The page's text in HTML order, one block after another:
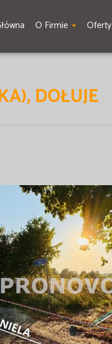
O Firmie Oferty
DOŁUJE